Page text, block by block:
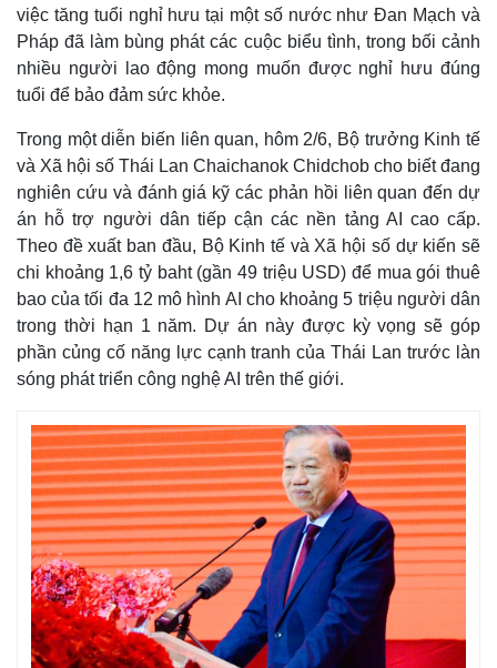
Thế giới
Quan sát
Cuộc sống đó đây
Multimedia
Video
Ảnh
Infographic
việc tăng tuổi nghỉ hưu tại một số nước như Đan Mạch và
Pháp đã làm bùng phát các cuộc biểu tình, trong bối cảnh
nhiều người lao động mong muốn được nghỉ hưu đúng
tuổi để bảo đảm sức khỏe.
Trong một diễn biến liên quan, hôm 2/6, Bộ trưởng Kinh tế
và Xã hội số Thái Lan Chaichanok Chidchob cho biết đang
nghiên cứu và đánh giá kỹ các phản hồi liên quan đến dự
án hỗ trợ người dân tiếp cận các nền tảng AI cao cấp.
Theo đề xuất ban đầu, Bộ Kinh tế và Xã hội số dự kiến sẽ
chi khoảng 1,6 tỷ baht (gần 49 triệu USD) để mua gói thuê
bao của tối đa 12 mô hình AI cho khoảng 5 triệu người dân
trong thời hạn 1 năm. Dự án này được kỳ vọng sẽ góp
phần củng cố năng lực cạnh tranh của Thái Lan trước làn
sóng phát triển công nghệ AI trên thế giới.